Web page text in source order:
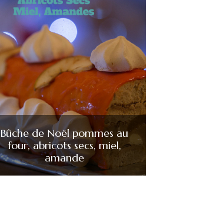
Bûche de Noël pommes au
four, abricots secs, miel,
amande